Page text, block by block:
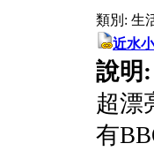
類別: 生
近水
說明:
超漂
有